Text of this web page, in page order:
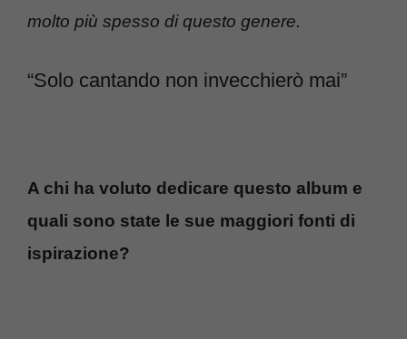
molto più spesso di questo genere.
“Solo cantando non invecchierò mai”
A chi ha voluto dedicare questo album e
quali sono state le sue maggiori fonti di
ispirazione?